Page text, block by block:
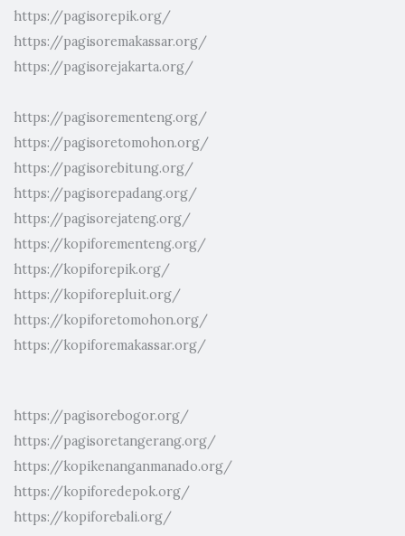
https://pagisorepik.org/
https://pagisoremakassar.org/
https://pagisorejakarta.org/
https://pagisorementeng.org/
https://pagisoretomohon.org/
https://pagisorebitung.org/
https://pagisorepadang.org/
https://pagisorejateng.org/
https://kopiforementeng.org/
https://kopiforepik.org/
https://kopiforepluit.org/
https://kopiforetomohon.org/
https://kopiforemakassar.org/
https://pagisorebogor.org/
https://pagisoretangerang.org/
https://kopikenanganmanado.org/
https://kopiforedepok.org/
https://kopiforebali.org/